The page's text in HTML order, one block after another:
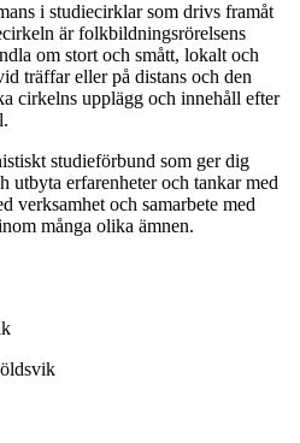
i studiecirklar som drivs framåt
är folkbildningsrörelsens
om stort och smått, lokalt och
träffar eller på distans och den
cirkelns upplägg och innehåll efter
studieförbund som ger dig
utbyta erfarenheter och tankar med
verksamhet och samarbete med
många olika ämnen.